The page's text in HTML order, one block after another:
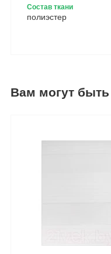
Состав ткани
полиэстер
Вам могут